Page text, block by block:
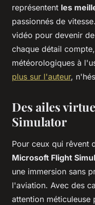
représentent les
passionnés de
vidéo pour devenir
chaque détail
météorologiques à
plus sur l'auteur,
Des ailes
Simulator
Pour ceux qui rêvent
Microsoft Flight
une immersion sans
l'aviation. Avec des
attention méticuleuse